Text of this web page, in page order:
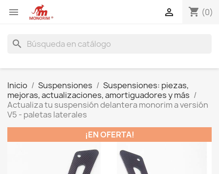
 shopping_cart (0)

search
Inicio Suspensiones
Suspensiones: piezas,
mejoras, actualizaciones, amortiguadores y más
Actualiza tu suspensión delantera monorim a versión
V5 - paletas laterales
¡EN OFERTA!